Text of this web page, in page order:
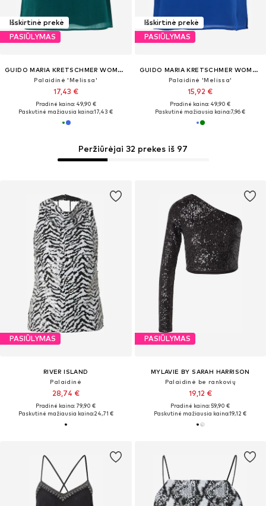
Išskirtinė prekė
PASIŪLYMAS
GUIDO MARIA KRETSCHMER WOMEN
Palaidinė 'Melissa'
17,43 €
Pradinė kaina: 49,90 €
Paskutinė mažiausia kaina:17,43 €
Išskirtinė prekė
PASIŪLYMAS
GUIDO MARIA KRETSCHMER WOMEN
Palaidinė 'Melissa'
15,92 €
Pradinė kaina: 49,90 €
Paskutinė mažiausia kaina:7,96 €
PASIŪLYMAS
RIVER ISLAND
Palaidinė
28,74 €
Pradinė kaina: 79,90 €
Paskutinė mažiausia kaina:24,71 €
Peržiūrėjai 32 prekes iš 97
PASIŪLYMAS
MYLAVIE BY SARAH HARRISON
Palaidinė be rankovių
19,12 €
Pradinė kaina: 59,90 €
Paskutinė mažiausia kaina:19,12 €